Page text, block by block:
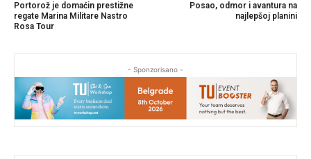
Portorož je domaćin prestižne
regate Marina Militare Nastro
Rosa Tour
Posao, odmor i avantura na
najlepšoj planini
- Sponzorisano -